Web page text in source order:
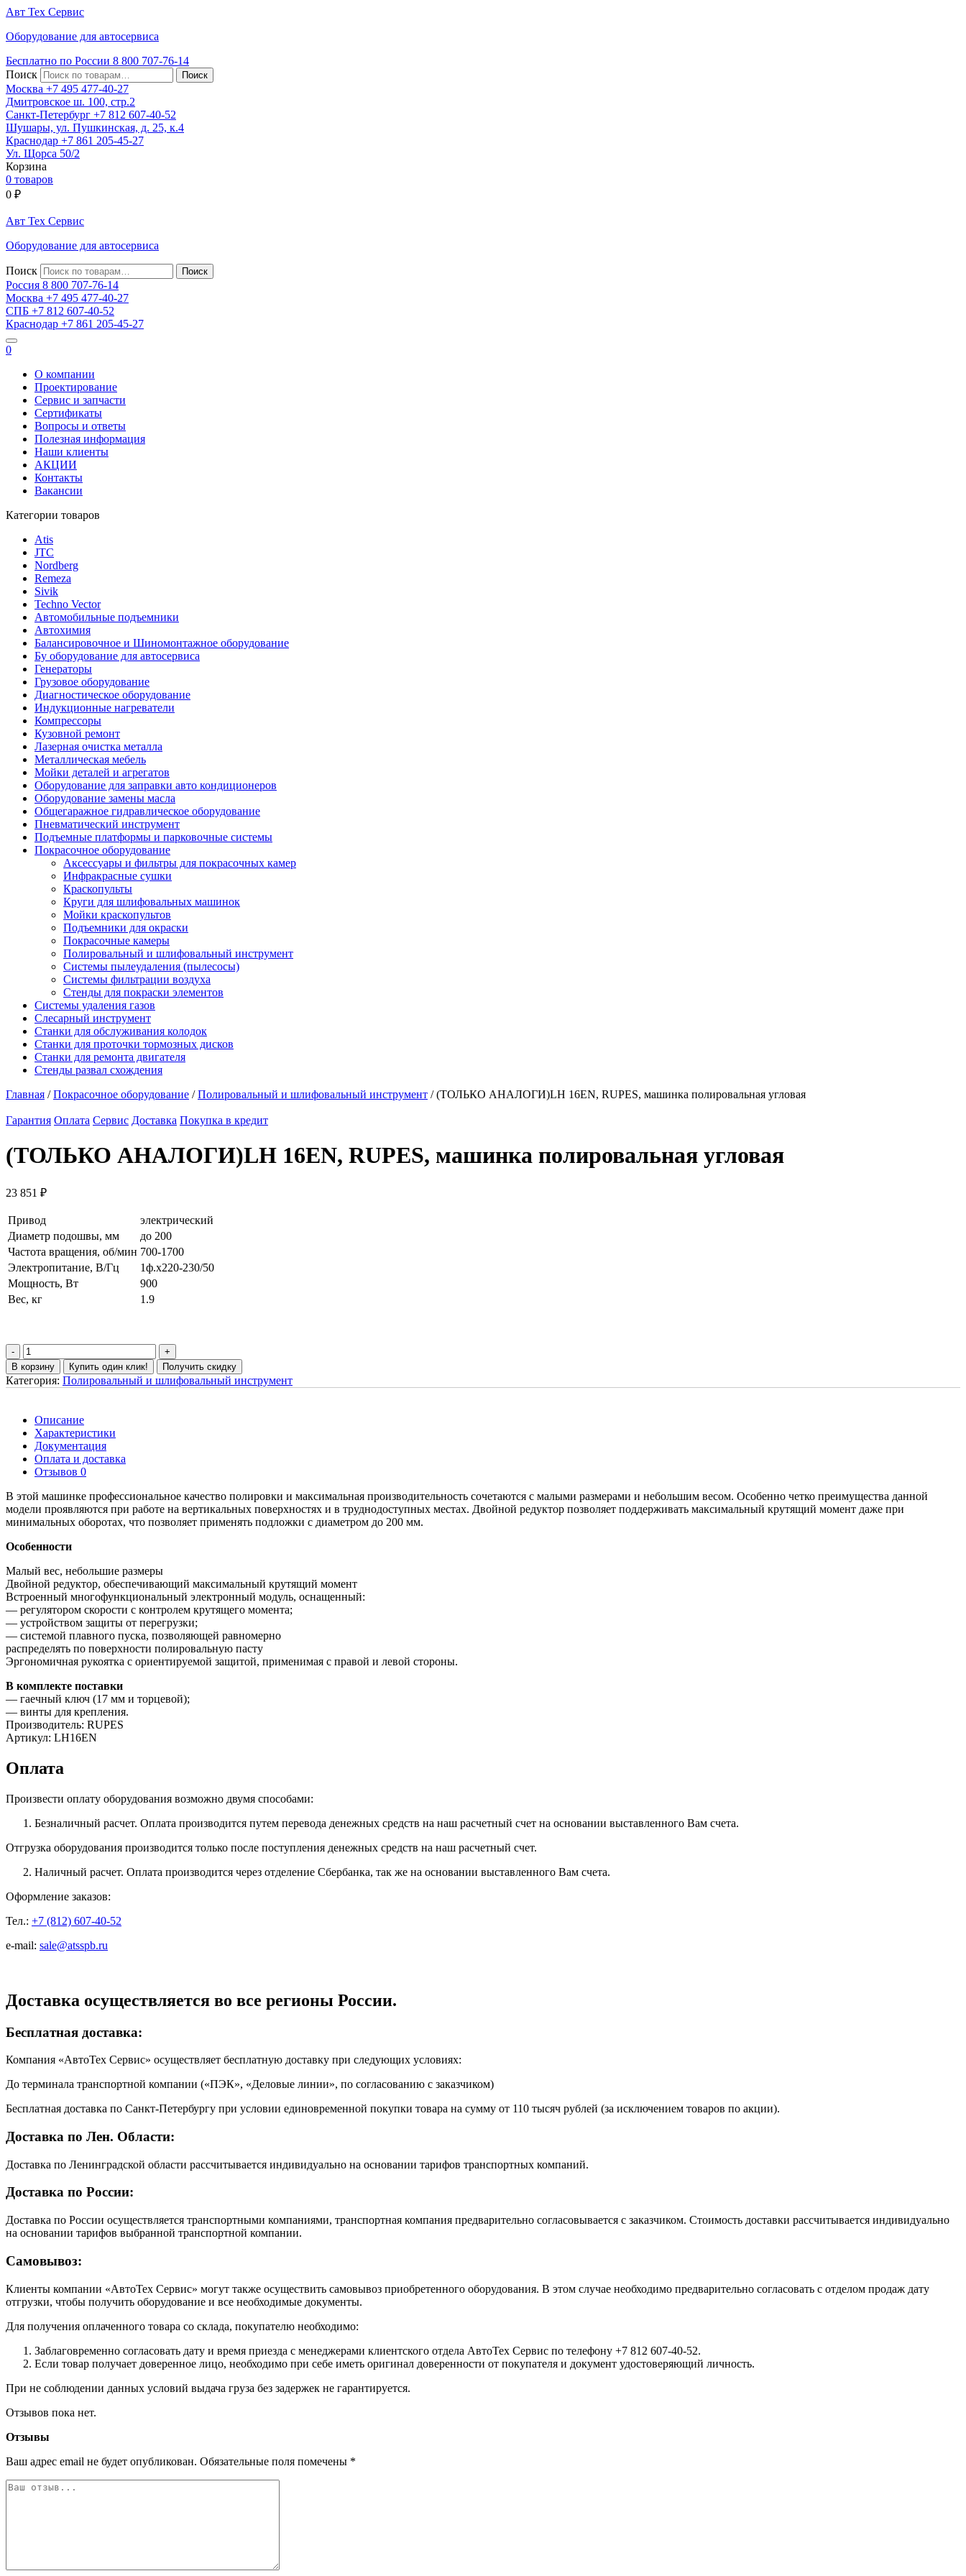
Авт Тех Сервис
Оборудование для автосервиса
Бесплатно по России 8 800 707-76-14
Поиск
Москва +7 495 477-40-27
Дмитровское ш. 100, стр.2
Санкт-Петербург +7 812 607-40-52
Шушары, ул. Пушкинская, д. 25, к.4
Краснодар +7 861 205-45-27
Ул. Щорса 50/2
Корзина
0 товаров
0 ₽
Авт Тех Сервис
Оборудование для автосервиса
Поиск
Россия 8 800 707-76-14
Москва +7 495 477-40-27
СПБ +7 812 607-40-52
Краснодар +7 861 205-45-27
0
О компании
Проектирование
Сервис и запчасти
Сертификаты
Вопросы и ответы
Полезная информация
Наши клиенты
АКЦИИ
Контакты
Вакансии
Категории товаров
Atis
JTC
Nordberg
Remeza
Sivik
Techno Vector
Автомобильные подъемники
Автохимия
Балансировочное и Шиномонтажное оборудование
Бу оборудование для автосервиса
Генераторы
Грузовое оборудование
Диагностическое оборудование
Индукционные нагреватели
Компрессоры
Кузовной ремонт
Лазерная очистка металла
Металлическая мебель
Мойки деталей и агрегатов
Оборудование для заправки авто кондиционеров
Оборудование замены масла
Общегаражное гидравлическое оборудование
Пневматический инструмент
Подъемные платформы и парковочные системы
Покрасочное оборудование
Аксессуары и фильтры для покрасочных камер
Инфракрасные сушки
Краскопульты
Круги для шлифовальных машинок
Мойки краскопультов
Подъемники для окраски
Покрасочные камеры
Полировальный и шлифовальный инструмент
Системы пылеудаления (пылесосы)
Системы фильтрации воздуха
Стенды для покраски элементов
Системы удаления газов
Слесарный инструмент
Станки для обслуживания колодок
Станки для проточки тормозных дисков
Станки для ремонта двигателя
Стенды развал схождения
Главная /Покрасочное оборудование /Полировальный и шлифовальный инструмент / (ТОЛЬКО АНАЛОГИ)LH 16EN, RUPES, машинка полировальная угловая
Гарантия Оплата Сервис Доставка Покупка в кредит
(ТОЛЬКО АНАЛОГИ)LH 16EN, RUPES, машинка полировальная угловая
23 851 ₽
Привод
электрический
Диаметр подошвы, мм
до 200
Частота вращения, об/мин 700-1700
Электропитание, В/Гц
1ф.х220-230/50
Мощность, Вт
900
Вес, кг
1.9
В корзину Купить один клик! Получить скидку
Категория: Полировальный и шлифовальный инструмент
Описание
Характеристики
Документация
Оплата и доставка
Отзывов 0
В этой машинке профессиональное качество полировки и максимальная производительность сочетаются с малыми размерами и небольшим весом. Особенно четко преимущества данной
модели проявляются при работе на вертикальных поверхностях и в труднодоступных местах. Двойной редуктор позволяет поддерживать максимальный крутящий момент даже при
минимальных оборотах, что позволяет применять подложки с диаметром до 200 мм.
Особенности
Малый вес, небольшие размеры
Двойной редуктор, обеспечивающий максимальный крутящий момент
Встроенный многофункциональный электронный модуль, оснащенный:
— регулятором скорости с контролем крутящего момента;
— устройством защиты от перегрузки;
— системой плавного пуска, позволяющей равномерно
распределять по поверхности полировальную пасту
Эргономичная рукоятка с ориентируемой защитой, применимая с правой и левой стороны.
В комплекте поставки
— гаечный ключ (17 мм и торцевой);
— винты для крепления.
Производитель: RUPES
Артикул: LH16EN
Оплата
Произвести оплату оборудования возможно двумя способами:
Безналичный расчет. Оплата производится путем перевода денежных средств на наш расчетный счет на основании выставленного Вам счета.
Отгрузка оборудования производится только после поступления денежных средств на наш расчетный счет.
Наличный расчет. Оплата производится через отделение Сбербанка, так же на основании выставленного Вам счета.
Оформление заказов:
Тел.: +7 (812) 607-40-52
e-mail: sale@atsspb.ru
Доставка осуществляется во все регионы России.
Бесплатная доставка:
Компания «АвтоТех Сервис» осуществляет бесплатную доставку при следующих условиях:
До терминала транспортной компании («ПЭК», «Деловые линии», по согласованию с заказчиком)
Бесплатная доставка по Санкт-Петербургу при условии единовременной покупки товара на сумму от 110 тысяч рублей (за исключением товаров по акции).
Доставка по Лен. Области:
Доставка по Ленинградской области рассчитывается индивидуально на основании тарифов транспортных компаний.
Доставка по России:
Доставка по России осуществляется транспортными компаниями, транспортная компания предварительно согласовывается с заказчиком. Стоимость доставки рассчитывается индивидуально
на основании тарифов выбранной транспортной компании.
Самовывоз:
Клиенты компании «АвтоТех Сервис» могут также осуществить самовывоз приобретенного оборудования. В этом случае необходимо предварительно согласовать с отделом продаж дату
отгрузки, чтобы получить оборудование и все необходимые документы.
Для получения оплаченного товара со склада, покупателю необходимо:
Заблаговременно согласовать дату и время приезда с менеджерами клиентского отдела АвтоТех Сервис по телефону +7 812 607-40-52.
Если товар получает доверенное лицо, необходимо при себе иметь оригинал доверенности от покупателя и документ удостоверяющий личность.
При не соблюдении данных условий выдача груза без задержек не гарантируется.
Отзывов пока нет.
Отзывы
Ваш адрес email не будет опубликован. Обязательные поля помечены *